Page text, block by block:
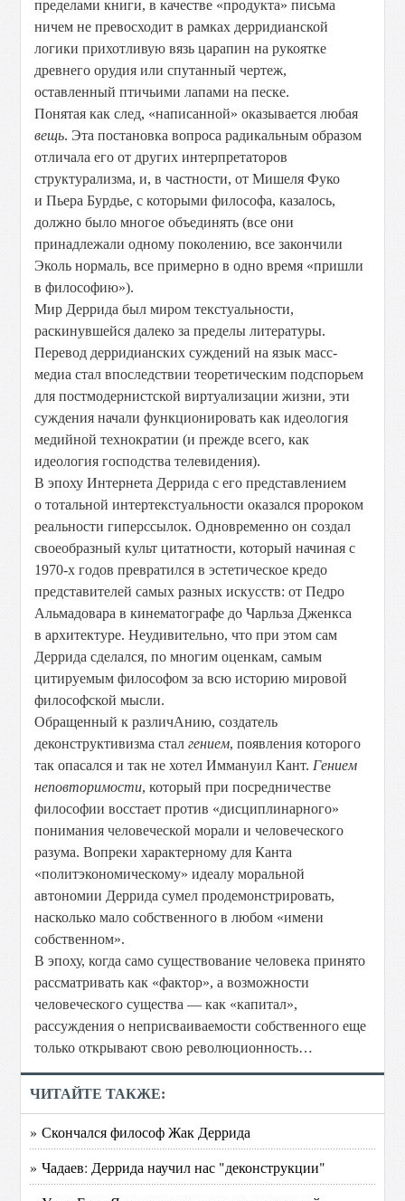
пределами книги, в качестве «продукта» письма
ничем не превосходит в рамках дерридианской
логики прихотливую вязь царапин на рукоятке
древнего орудия или спутанный чертеж,
оставленный птичьими лапами на песке.
Понятая как след, «написанной» оказывается любая
вещь. Эта постановка вопроса радикальным образом
отличала его от других интерпретаторов
структурализма, и, в частности, от Мишеля Фуко
и Пьера Бурдье, с которыми философа, казалось,
должно было многое объединять (все они
принадлежали одному поколению, все закончили
Эколь нормаль, все примерно в одно время «пришли
в философию»).
Мир Деррида был миром текстуальности,
раскинувшейся далеко за пределы литературы.
Перевод дерридианских суждений на язык масс-
медиа стал впоследствии теоретическим подспорьем
для постмодернистской виртуализации жизни, эти
суждения начали функционировать как идеология
медийной технократии (и прежде всего, как
идеология господства телевидения).
В эпоху Интернета Деррида с его представлением
о тотальной интертекстуальности оказался пророком
реальности гиперссылок. Одновременно он создал
своеобразный культ цитатности, который начиная с
1970-х годов превратился в эстетическое кредо
представителей самых разных искусств: от Педро
Альмадовара в кинематографе до Чарльза Дженкса
в архитектуре. Неудивительно, что при этом сам
Деррида сделался, по многим оценкам, самым
цитируемым философом за всю историю мировой
философской мысли.
Обращенный к различАнию, создатель
деконструктивизма сталгением, появления которого
так опасался и так не хотел Иммануил Кант. Гением
неповторимости, который при посредничестве
философии восстает против «дисциплинарного»
понимания человеческой морали и человеческого
разума. Вопреки характерному для Канта
«политэкономическому» идеалу моральной
автономии Деррида сумел продемонстрировать,
насколько мало собственного в любом «имени
собственном».
В эпоху, когда само существование человека принято
рассматривать как «фактор», а возможности
человеческого существа — как «капитал»,
рассуждения о неприсваиваемости собственного еще
только открывают свою революционность…
ЧИТАЙТЕ ТАКЖЕ:
» Скончался философ Жак Деррида
» Чадаев: Деррида научил нас "деконструкции"